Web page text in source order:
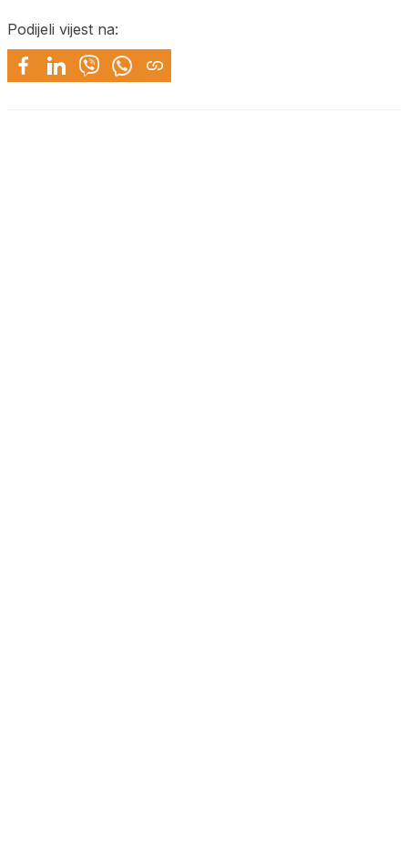
Podijeli vijest na: